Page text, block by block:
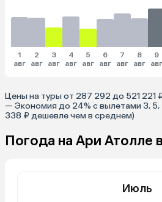
1
авг
2
авг
3
авг
4
авг
5
авг
6
авг
7
авг
8
авг
9
авг
Цены на туры от 287 292 до 521 221
— Экономия до 24% с вылетами 3, 5,
338 ₽ дешевле чем в среднем)
Погода на Ари Атолле
Июль